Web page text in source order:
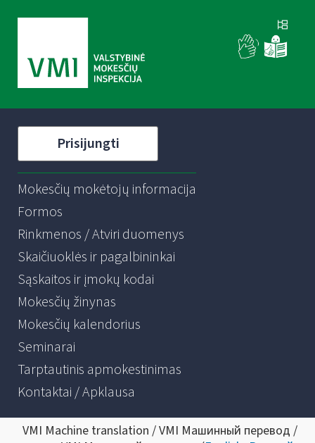
Prisijungti
Mokesčių mokėtojų informacija
Formos
Rinkmenos / Atviri duomenys
Skaičiuoklės ir pagalbininkai
Sąskaitos ir įmokų kodai
Mokesčių žinynas
Mokesčių kalendorius
Seminarai
Tarptautinis apmokestinimas
Kontaktai / Apklausa
VMI Machine translation / VMI Машинный перевод /